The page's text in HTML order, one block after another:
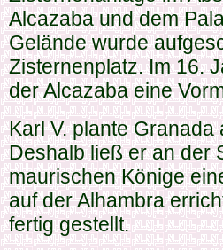
Alcazaba und dem
Gelände wurde
Zisternenplatz. Im 16.
der Alcazaba eine
Karl V. plante
Deshalb ließ er an der
maurischen Könige
auf der Alhambra
fertig gestellt.